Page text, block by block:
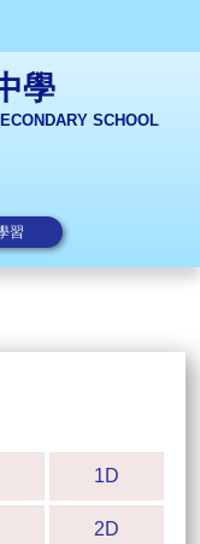
學
SCHOOL
習
1D
2D